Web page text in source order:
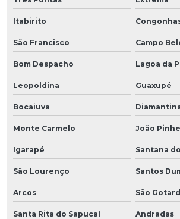
Itabirito
São Francisco Campo
Bom Despacho Lagoa da
Leopoldina Guaxupé
Bocaiuva
Monte Carmelo João
Igarapé Santana
São Lourenço Santos
Arcos São
Santa Rita do Sapucaí Andradas